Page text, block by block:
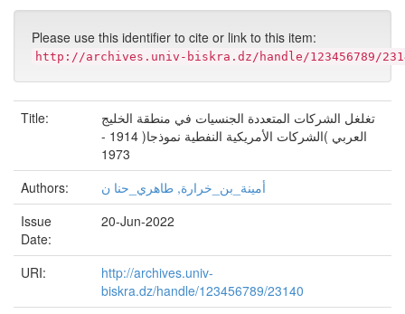
Please use this identifier to cite or link to this item:
http://archives.univ-biskra.dz/handle/123456789/
Title:
تغلغل الشركات المتعددة الجنسيات في منطقة الخليج
العربي )الشركات الأمريكية النفطية نموذجا( 1914 -
1973
Authors:
أمينة_بن_خرارة, طاهري_حنا ن
Issue
Date:
20-Jun-2022
URI:
http://archives.univ-
biskra.dz/handle/123456789/23140